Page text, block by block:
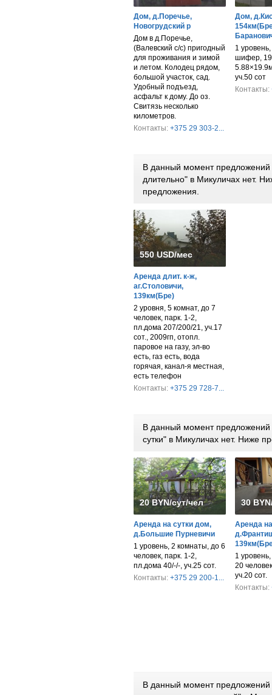
Дом, д.Поречье,
Новогрудский р
Дом в д.Поречье,
(Валевский с/c) пригодный
для проживания и зимой
и летом. Колодец рядом,
большой участок, сад.
Удобный подъезд,
асфальт к дому. До оз.
Свитязь несколько
километров.
Контакты: +375 29 303-2...
Дом,
1
шифер,
уч.50 сот
Контакты:
В данный момент
длительно" в Микуличах нет.
предложения.
550 USD/мес
Аренда длит. к-ж,
аг.Столовичи,
139км(Бре)
2 уровня, 5 комнат, до 7
человек, парк. 1-2,
пл.дома 207/200/21, уч.17
сот., 2009гп, отопл.
паровое на газу, эл-во
есть, газ есть, вода
горячая, канал-я местная,
есть телефон
Контакты: +375 29 728-7...
В данный момент
сутки" в Микуличах нет. Ниже
20 BYN/сут/чел
Аренда на сутки дом,
д.Большие Пурневичи
1 уровень, 2 комнаты, до 6
человек, парк. 1-2,
пл.дома 40/-/-, уч.25 сот.
Контакты: +375 29 200-1...
30
Аренда
1
20
уч.20 сот.
Контакты:
В данный момент